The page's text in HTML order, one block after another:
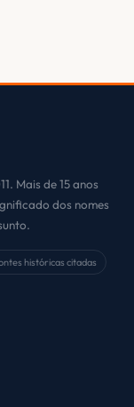
Mais de 15 anos
dos nomes
históricas citadas